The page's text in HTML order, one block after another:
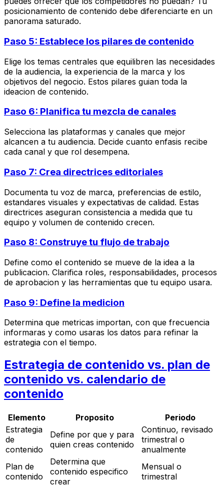
posicionamiento de contenido debe diferenciarte en un
panorama saturado.
Paso 5: Establece los pilares de contenido
Elige los temas centrales que equilibren las necesidades
de la audiencia, la experiencia de la marca y los
objetivos del negocio. Estos pilares guian toda la
ideacion de contenido.
Paso 6: Planifica tu mezcla de canales
Selecciona las plataformas y canales que mejor
alcancen a tu audiencia. Decide cuanto enfasis recibe
cada canal y que rol desempena.
Paso 7: Crea directrices editoriales
Documenta tu voz de marca, preferencias de estilo,
estandares visuales y expectativas de calidad. Estas
directrices aseguran consistencia a medida que tu
equipo y volumen de contenido crecen.
Paso 8: Construye tu flujo de trabajo
Define como el contenido se mueve de la idea a la
publicacion. Clarifica roles, responsabilidades, procesos
de aprobacion y las herramientas que tu equipo usara.
Paso 9: Define la medicion
Determina que metricas importan, con que frecuencia
informaras y como usaras los datos para refinar la
estrategia con el tiempo.
Estrategia de contenido vs. plan de
contenido vs. calendario de
contenido
Elemento Proposito
Periodo
Estrategia
de
contenido
Define por que y para
quien creas contenido
Continuo, revisado
trimestral o
anualmente
Plan de
contenido
Determina que
contenido especifico
crear
Mensual o
trimestral